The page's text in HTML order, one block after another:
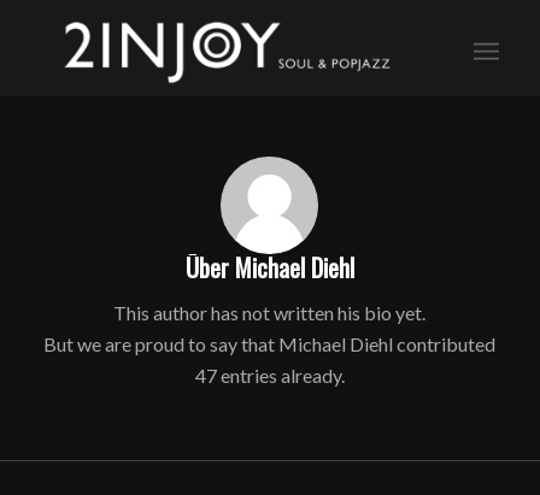
Über Michael Diehl
This author has not written his bio yet.
But we are proud to say that Michael Diehl contributed
47 entries already.